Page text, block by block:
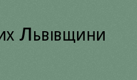
Львівщини